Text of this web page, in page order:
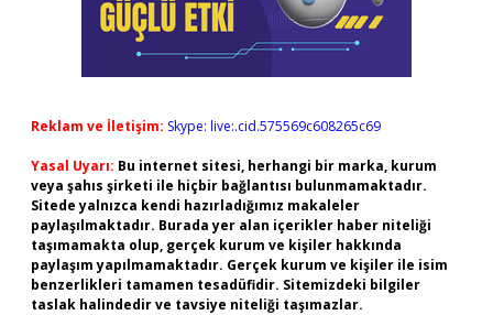
Reklam ve İletişim: Skype: live:.cid.575569c608265c69
Yasal Uyarı: Bu internet sitesi, herhangi bir marka, kurum
veya şahıs şirketi ile hiçbir bağlantısı bulunmamaktadır.
Sitede yalnızca kendi hazırladığımız makaleler
paylaşılmaktadır. Burada yer alan içerikler haber niteliği
taşımamakta olup, gerçek kurum ve kişiler hakkında
paylaşım yapılmamaktadır. Gerçek kurum ve kişiler ile isim
benzerlikleri tamamen tesadüfidir. Sitemizdeki bilgiler
taslak halindedir ve tavsiye niteliği taşımazlar.